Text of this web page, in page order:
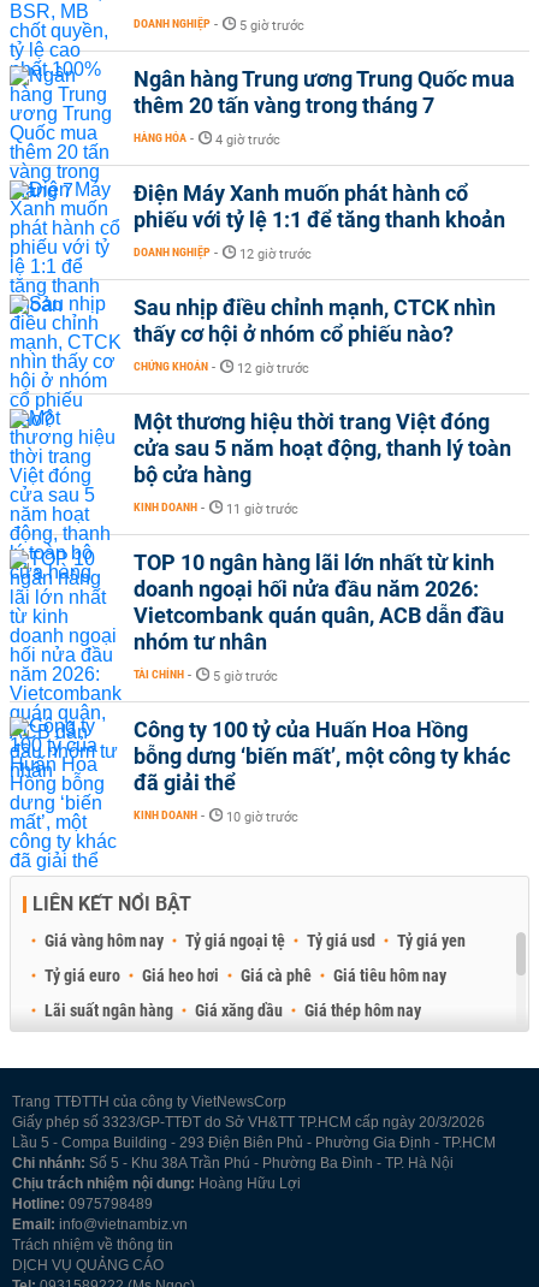
DOANH NGHIỆP - 5 giờ trước
Ngân hàng Trung ương Trung Quốc mua
thêm 20 tấn vàng trong tháng 7
HÀNG HÓA - 4 giờ trước
Điện Máy Xanh muốn phát hành cổ
phiếu với tỷ lệ 1:1 để tăng thanh khoản
DOANH NGHIỆP - 12 giờ trước
Sau nhịp điều chỉnh mạnh, CTCK nhìn
thấy cơ hội ở nhóm cổ phiếu nào?
CHỨNG KHOÁN - 12 giờ trước
Một thương hiệu thời trang Việt đóng
cửa sau 5 năm hoạt động, thanh lý toàn
bộ cửa hàng
KINH DOANH - 11 giờ trước
TOP 10 ngân hàng lãi lớn nhất từ kinh
doanh ngoại hối nửa đầu năm 2026:
Vietcombank quán quân, ACB dẫn đầu
nhóm tư nhân
TÀI CHÍNH - 5 giờ trước
Công ty 100 tỷ của Huấn Hoa Hồng
bỗng dưng ‘biến mất’, một công ty khác
đã giải thể
KINH DOANH - 10 giờ trước
LIÊN KẾT NỔI BẬT
Giá vàng hôm nay Tỷ giá ngoại tệ Tỷ giá usd
Tỷ giá yen
Tỷ giá euro
Giá heo hơi Giá cà phê
Giá tiêu hôm nay
Lãi suất ngân hàng
Giá xăng dầu
Giá thép hôm nay
Trang TTĐTTH của công ty VietNewsCorp
Giấy phép số 3323/GP-TTĐT do Sở VH&TT TP.HCM cấp ngày 20/3/2026
Lầu 5 - Compa Building - 293 Điện Biên Phủ - Phường Gia Định - TP.HCM
Chi nhánh: Số 5 - Khu 38A Trần Phú - Phường Ba Đình - TP. Hà Nội
Chịu trách nhiệm nội dung: Hoàng Hữu Lợi
Hotline: 0975798489
Email: info@vietnambiz.vn
Trách nhiệm về thông tin
DỊCH VỤ QUẢNG CÁO